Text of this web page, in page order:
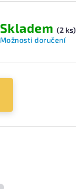
Skladem (2 ks)
Možnosti doručení